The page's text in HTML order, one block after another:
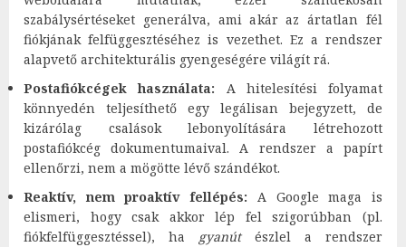
szabálysértéseket generálva, ami akár az ártatlan fél
fiókjának felfüggesztéséhez is vezethet. Ez a rendszer
alapvető architekturális gyengeségére világít rá.
Postafiókcégek használata: A hitelesítési folyamat
könnyedén teljesíthető egy legálisan bejegyzett, de
kizárólag csalások lebonyolítására létrehozott
postafiókcég dokumentumaival. A rendszer a papírt
ellenőrzi, nem a mögötte lévő szándékot.
Reaktív, nem proaktív fellépés: A Google maga is
elismeri, hogy csak akkor lép fel szigorúbban (pl.
fiókfelfüggesztéssel), ha gyanútészlel a rendszer